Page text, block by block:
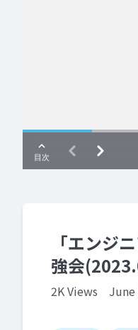
「エンジ
強会
2K Views June